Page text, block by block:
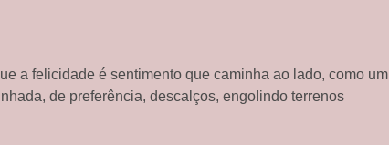
a felicidade é sentimento que caminha ao lado, como um
de preferência, descalços, engolindo terrenos